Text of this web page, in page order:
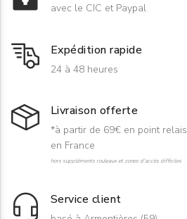
avec le CIC et Paypal
Expédition rapide
24 à 48 heures
Livraison offerte
*à partir de 69€ en point relais
en France
hors suppléments rouleaux et zones d'accès difficiles
Service client